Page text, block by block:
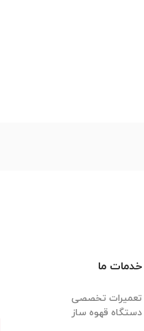
خدمات ما
تعمیرات تخصصی
دستگاه قهوه ساز